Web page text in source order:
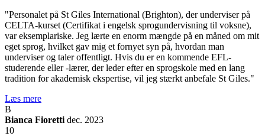
"Personalet på St Giles International (Brighton), der underviser på
CELTA-kurset (Certifikat i engelsk sprogundervisning til voksne),
var eksemplariske. Jeg lærte en enorm mængde på en måned om mit
eget sprog, hvilket gav mig et fornyet syn på, hvordan man
underviser og taler offentligt. Hvis du er en kommende EFL-
studerende eller -lærer, der leder efter en sprogskole med en lang
tradition for akademisk ekspertise, vil jeg stærkt anbefale St Giles."
Læs mere
B
Bianca Fioretti dec. 2023
10